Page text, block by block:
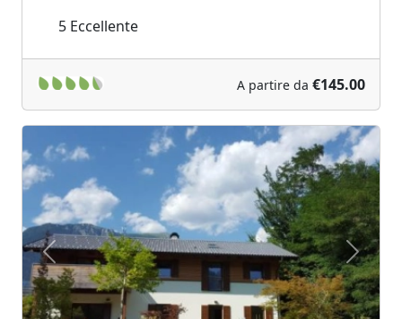
5 Eccellente
A partire da €145.00
Previous Next